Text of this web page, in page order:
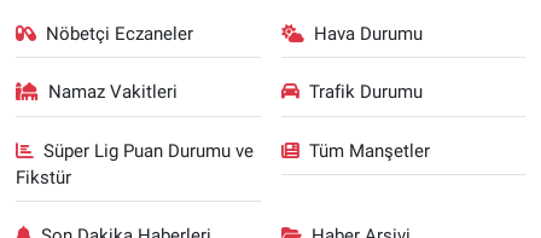
Nöbetçi Eczaneler Hava Durumu
Namaz Vakitleri Trafik Durumu
Süper Lig Puan Durumu ve
Fikstür
Tüm Manşetler